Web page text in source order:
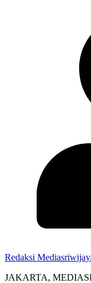
Redaksi
JAKARTA,